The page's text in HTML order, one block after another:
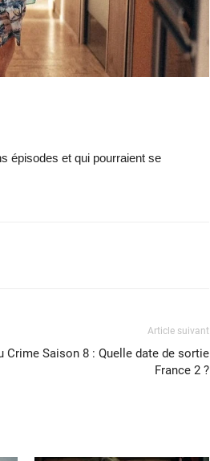
épisodes et qui pourraient se
Article suivant
Crime Saison 8 : Quelle date de sortie
France 2 ?